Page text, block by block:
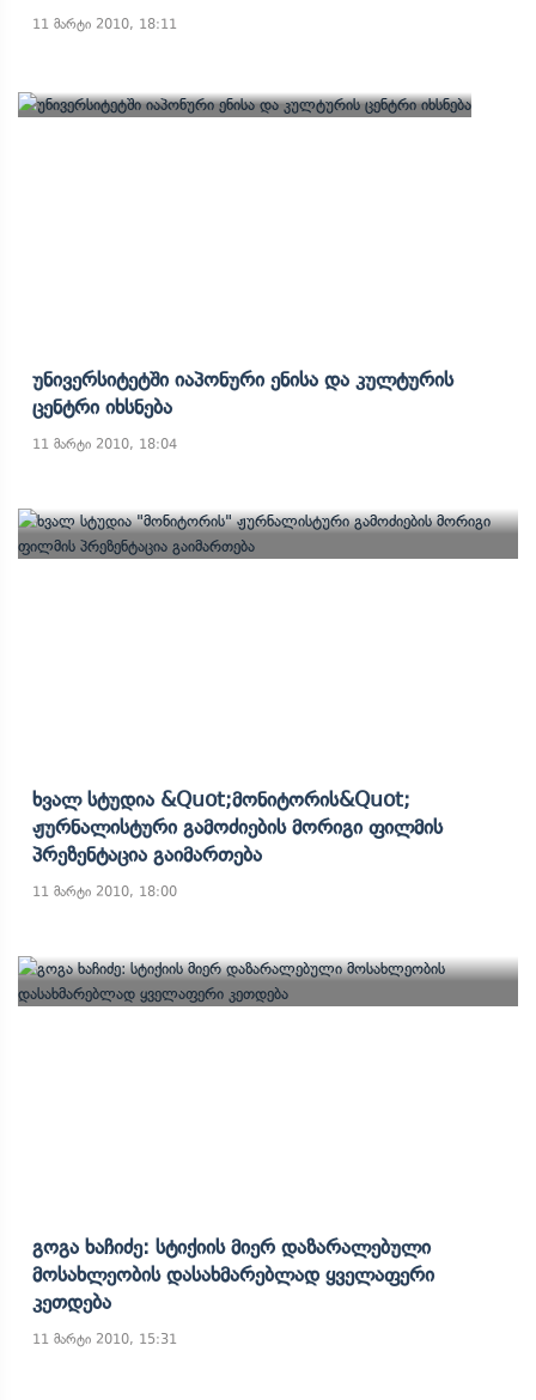
11 მარტი 2010, 18:11
Უნივერსიტეტში Იაპონური Ენისა Და Კულტურის
Ცენტრი Იხსნება
11 მარტი 2010, 18:04
Ხვალ Სტუდია &quot;მონიტორის&quot;
Ჟურნალისტური Გამოძიების Მორიგი Ფილმის
Პრეზენტაცია Გაიმართება
11 მარტი 2010, 18:00
Გოგა Ხაჩიძე: Სტიქიის Მიერ Დაზარალებული
Მოსახლეობის Დასახმარებლად Ყველაფერი
Კეთდება
11 მარტი 2010, 15:31